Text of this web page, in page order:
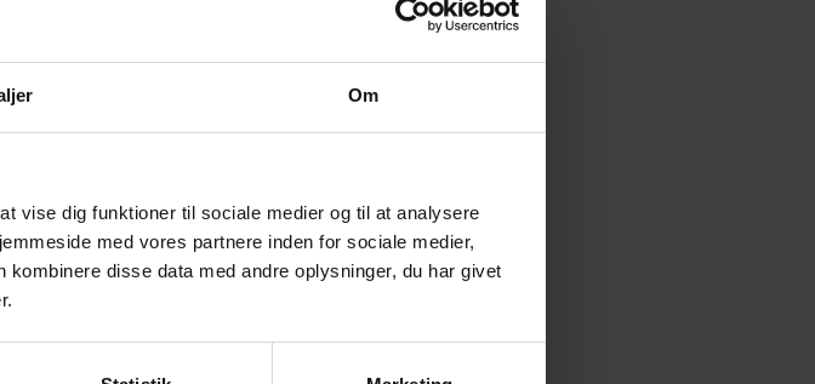
Om
vise dig funktioner til sociale medier og til at analysere
med vores partnere inden for sociale medier,
disse data med andre oplysninger, du har givet